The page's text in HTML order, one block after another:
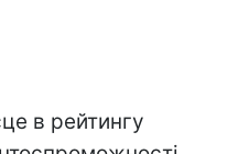
в рейтингу